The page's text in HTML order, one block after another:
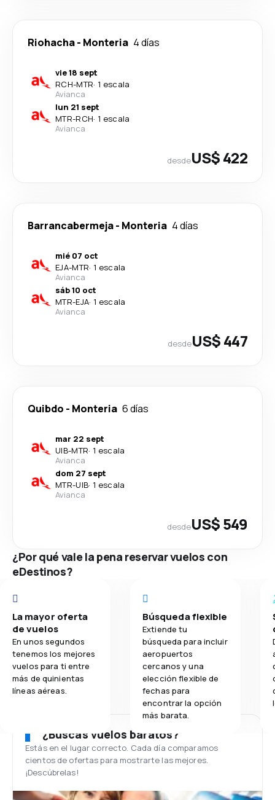
Riohacha- Monteria 4 días
vie 18 sept
RCH-MTR· 1 escala
Avianca
lun 21 sept
MTR-RCH· 1 escala
Avianca
desdeUS$ 422
Barrancabermeja- Monteria 4 días
mié 07 oct
EJA-MTR· 1 escala
Avianca
sáb 10 oct
MTR-EJA· 1 escala
Avianca
desdeUS$ 447
Quibdo - Monteria 6 días
mar 22 sept
UIB-MTR· 1 escala
Avianca
dom 27 sept
MTR-UIB· 1 escala
Avianca
desdeUS$ 549
¿Por qué vale la pena reservar vuelos con
eDestinos?
La mayor oferta
de vuelos
En unos segundos
tenemos los mejores
vuelos para ti entre
más de quinientas
líneas aéreas.
Búsqueda flexible
Extiende tu
búsqueda para incluir
aeropuertos
cercanos y una
elección flexible de
fechas para
encontrar la opción
más barata.
¿Buscas vuelos baratos?
Estás en el lugar correcto. Cada día comparamos
cientos de ofertas para mostrarte las mejores.
¡Descúbrelas!